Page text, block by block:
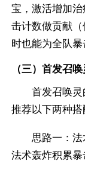
宝，激活增加
击计数做贡献
时也能为全队暴
（三）首发召唤
首发召唤灵
推荐以下两种搭
思路一：法
法术轰炸积累暴